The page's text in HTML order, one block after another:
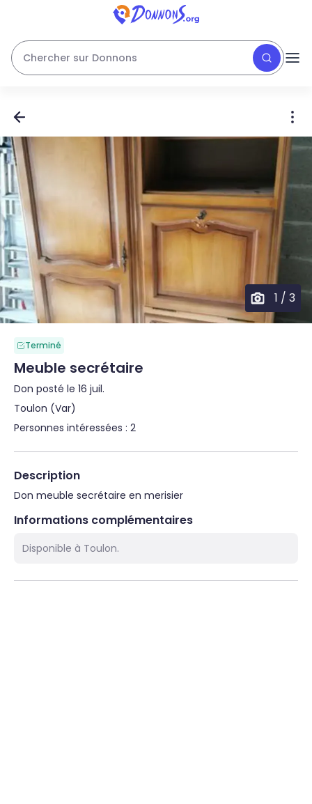
Chercher sur Donnons
1 / 3
Terminé
Meuble secrétaire
Don posté le 16 juil.
Toulon (Var)
Personnes intéressées : 2
Description
Don meuble secrétaire en merisier
Informations complémentaires
Disponible à Toulon.